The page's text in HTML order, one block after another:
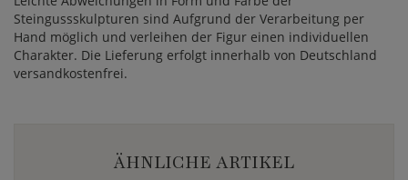
Steingussskulpturen sind Aufgrund der Verarbeitung per
Hand möglich und verleihen der Figur einen individuellen
Charakter. Die Lieferung erfolgt innerhalb von Deutschland
versandkostenfrei.
ÄHNLICHE ARTIKEL